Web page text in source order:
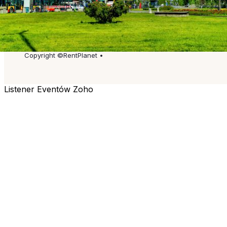
Copyright ©RentPlanet •
Listener Eventów Zoho